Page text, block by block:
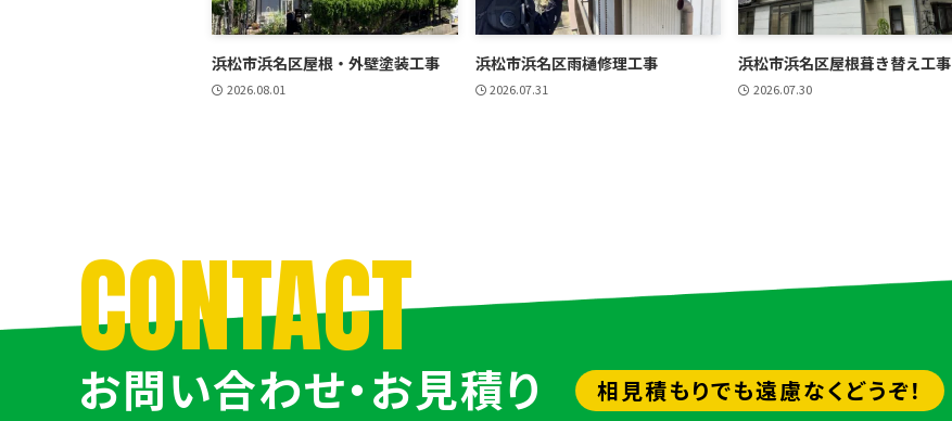
浜松市浜名区屋根・外壁塗装工事
2026.08.01
浜松市浜名区雨樋修理工事
2026.07.31
浜松市浜名区屋根葺き替え工事
2026.07.30
CONTACT
お問い合わせ・お見積り 相見積もりでも遠慮なくどうぞ！